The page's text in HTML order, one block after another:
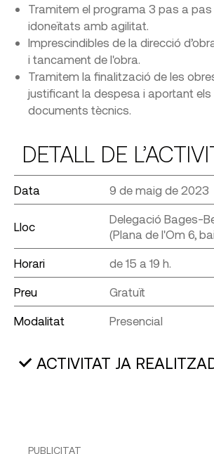
Tramitem el programa 3 pas a pas
idoneïtats amb agilitat.
Imprescindibles de la direcció
i tancament de l'obra.
Tramitem la finalització de les
justificant la despesa i aportant
documents tècnics.
DETALL DE
Data 9 de maig de 2023
Lloc
Delegació Bages-
(Plana de l'Om 6,
Horari de 15 a 19 h.
Preu Gratuït
Modalitat Presencial
ACTIVITAT JA
PUBLICITAT